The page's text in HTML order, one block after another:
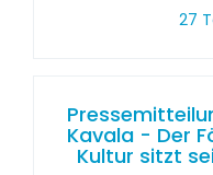
27
Kavala - Der
Kultur sitzt